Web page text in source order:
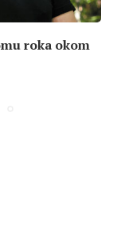
roka okom